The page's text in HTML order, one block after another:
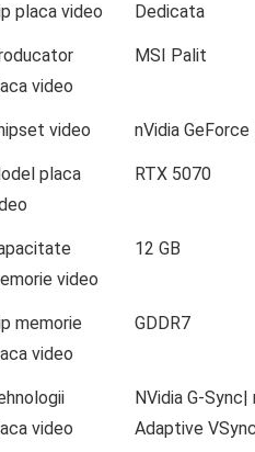
placa video Dedicata
video
MSI Palit
video nVidia GeForce
placa
RTX 5070
video
12 GB
memorie
video
GDDR7
video
NVidia G-
Adaptive